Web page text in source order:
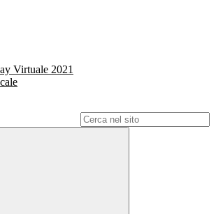
Virtuale 2021